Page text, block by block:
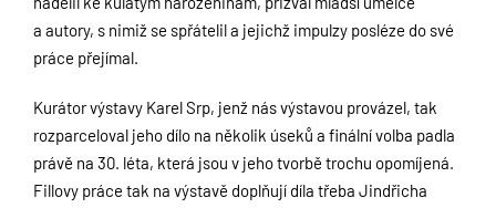
a autory, s nimiž se spřátelil a jejichž impulzy posléze do své
práce přejímal.
Kurátor výstavy Karel Srp, jenž nás výstavou provázel, tak
rozparceloval jeho dílo na několik úseků a finální volba padla
právě na 30. léta, která jsou v jeho tvorbě trochu opomíjená.
Fillovy práce tak na výstavě doplňují díla třeba Jindřicha